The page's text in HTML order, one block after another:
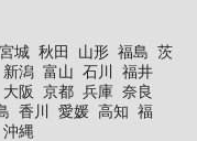
宮城 秋田 山形 福島 茨
新潟 富山 石川
福井
大阪 京都 兵庫 奈良
香川 愛媛 高知 福
沖縄